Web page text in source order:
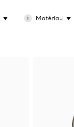
1 Matériau